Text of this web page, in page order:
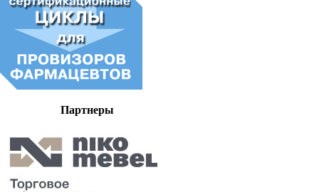
Партнеры